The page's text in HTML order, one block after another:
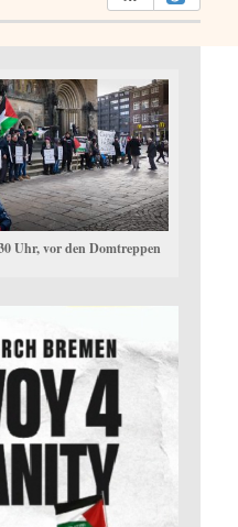
Uhr, vor den Domtreppen